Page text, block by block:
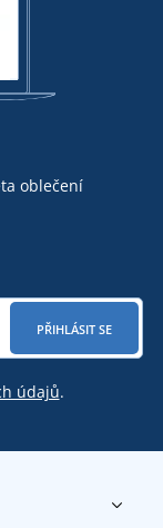
oblečení
PŘIHLÁSIT SE
údajů.